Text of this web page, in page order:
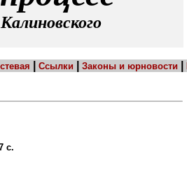
Ссылки Законы и юрновости
с.